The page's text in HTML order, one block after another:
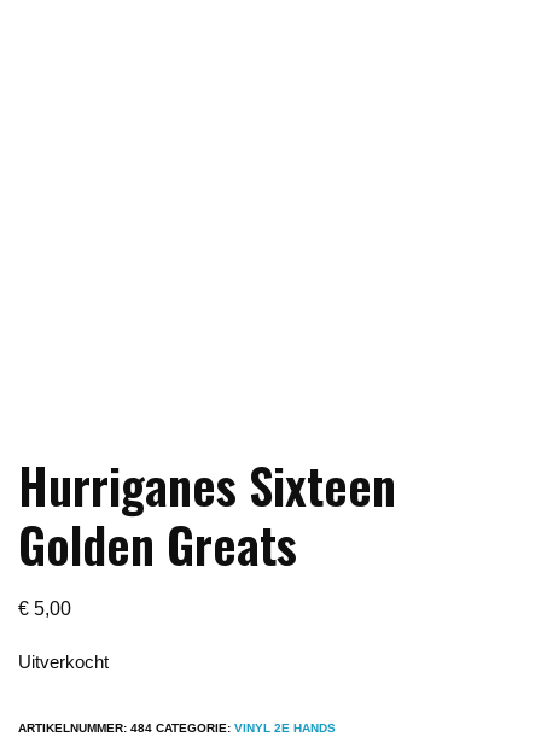
Hurriganes Sixteen
Golden Greats
€ 5,00
Uitverkocht
ARTIKELNUMMER: 484 CATEGORIE: VINYL 2E HANDS